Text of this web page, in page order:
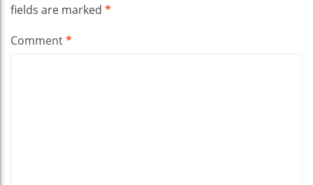
fields are marked *
Comment*